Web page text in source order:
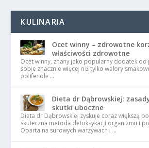
KULINARIA
Ocet winny – zdrowotne
właściwości zdrowotne
Ocet winny, znany jako popularny dodatek do
sobie znacznie więcej niż tylko walory
polifenole …
Dieta dr Dąbrowskiej:
skutki uboczne
Dieta dr Dąbrowskiej zyskuje coraz większą
skuteczna metoda detoksykacji organizmu i
Oparta na surowych warzywach i …